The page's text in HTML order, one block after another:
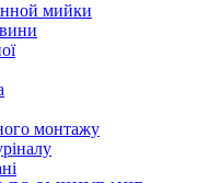
мийки
монтажу